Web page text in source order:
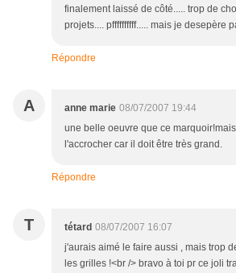
finalement laissé de côté..... trop de
projets.... pffffffffff..... mais je desepère
Répondre
A anne marie 08/07/2007 19:44
une belle oeuvre que ce
l'accrocher car il doit être très grand.
Répondre
T tétard 08/07/2007 16:07
j'aurais aimé le faire aussi , mais trop
les grilles !<br /> bravo à toi pr ce joli